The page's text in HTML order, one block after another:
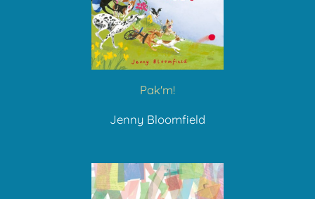
Pak'm!
Jenny Bloomfield